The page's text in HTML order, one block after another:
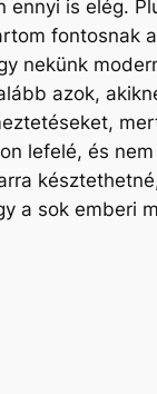
is elég.
fontosnak
nekünk
azok,
lefelé, és
a sok emberi